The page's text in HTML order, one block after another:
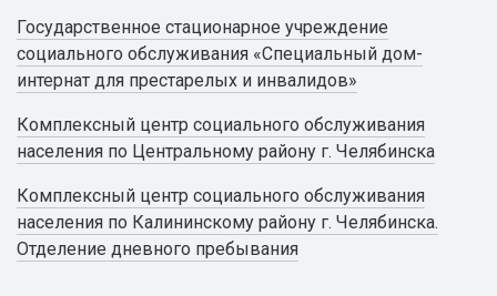
Государственное стационарное учреждение
социального обслуживания «Специальный дом-
интернат для престарелых и инвалидов»
Комплексный центр социального обслуживания
населения по Центральному району г. Челябинска
Комплексный центр социального обслуживания
населения по Калининскому району г. Челябинска.
Отделение дневного пребывания